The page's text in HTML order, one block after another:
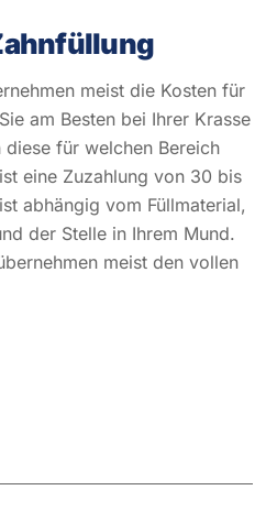
meist die Kosten für
am Besten bei Ihrer Krasse
diese für welchen Bereich
eine Zuzahlung von 30 bis
abhängig vom Füllmaterial,
der Stelle in Ihrem Mund.
meist den vollen